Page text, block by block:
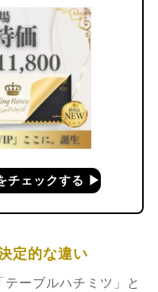
飲み方・効
解決
（キングハニー
ストですか？
す。頭痛が起き
チェックする ▶︎
定的な違い
ーブルハチミツ」と